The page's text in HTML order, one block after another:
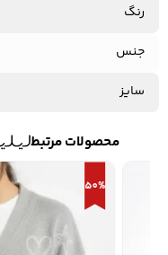
رنگ
جنس
سایز
محصولات مرتبط
50%